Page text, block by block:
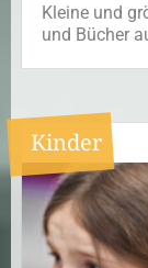
Kleine und
und Bücher
Kinder